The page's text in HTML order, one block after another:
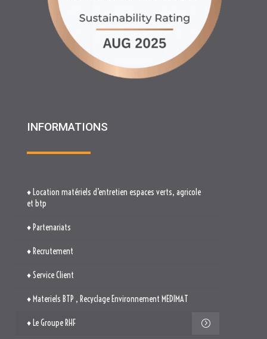
INFORMATIONS
♦ Location matériels d’entretien espaces verts, agricole
et btp
♦ Partenariats
♦ Service Client
♦ Materiels BTP , Recyclage Environnement MEDIMAT
♦ Le Groupe RHF
♦ Plan du site
♦ Mentions légales
♦ Politique de cookies (UE)